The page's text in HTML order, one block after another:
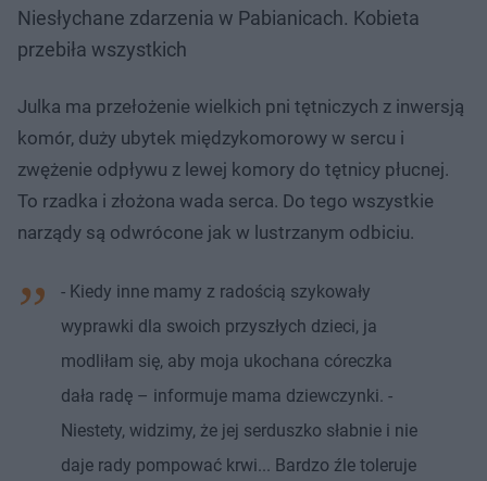
Niesłychane zdarzenia w Pabianicach. Kobieta
przebiła wszystkich
Julka ma przełożenie wielkich pni tętniczych z inwersją
komór, duży ubytek międzykomorowy w sercu i
zwężenie odpływu z lewej komory do tętnicy płucnej.
To rzadka i złożona wada serca. Do tego wszystkie
narządy są odwrócone jak w lustrzanym odbiciu.
- Kiedy inne mamy z radością szykowały
wyprawki dla swoich przyszłych dzieci, ja
modliłam się, aby moja ukochana córeczka
dała radę – informuje mama dziewczynki. -
Niestety, widzimy, że jej serduszko słabnie i nie
daje rady pompować krwi... Bardzo źle toleruje